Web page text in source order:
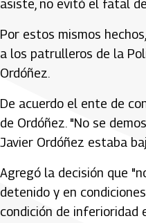
asiste, no evitó el fatal
Por estos mismos
a los patrulleros de la
Ordóñez.
De acuerdo el ente de
de Ordóñez. "No se
Javier Ordóñez estaba
Agregó la decisión que
detenido y en
condición de inferioridad